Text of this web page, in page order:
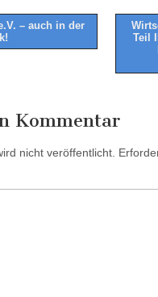
– auch in der
Teil
Kommentar
nicht veröffentlicht.